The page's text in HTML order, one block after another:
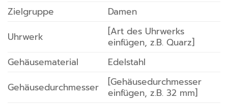
Zielgruppe
Damen
Uhrwerk
[Art des Uhrwerks
einfügen, z.B. Quarz]
Gehäusematerial
Edelstahl
Gehäusedurchmesser
[Gehäusedurchmesser
einfügen, z.B. 32 mm]